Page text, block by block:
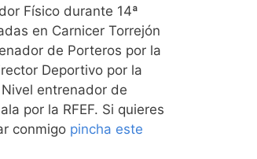
Físico durante 14ª
en Carnicer Torrejón
de Porteros por la
Deportivo por la
Nivel entrenador de
por la RFEF. Si quieres
conmigo pincha este